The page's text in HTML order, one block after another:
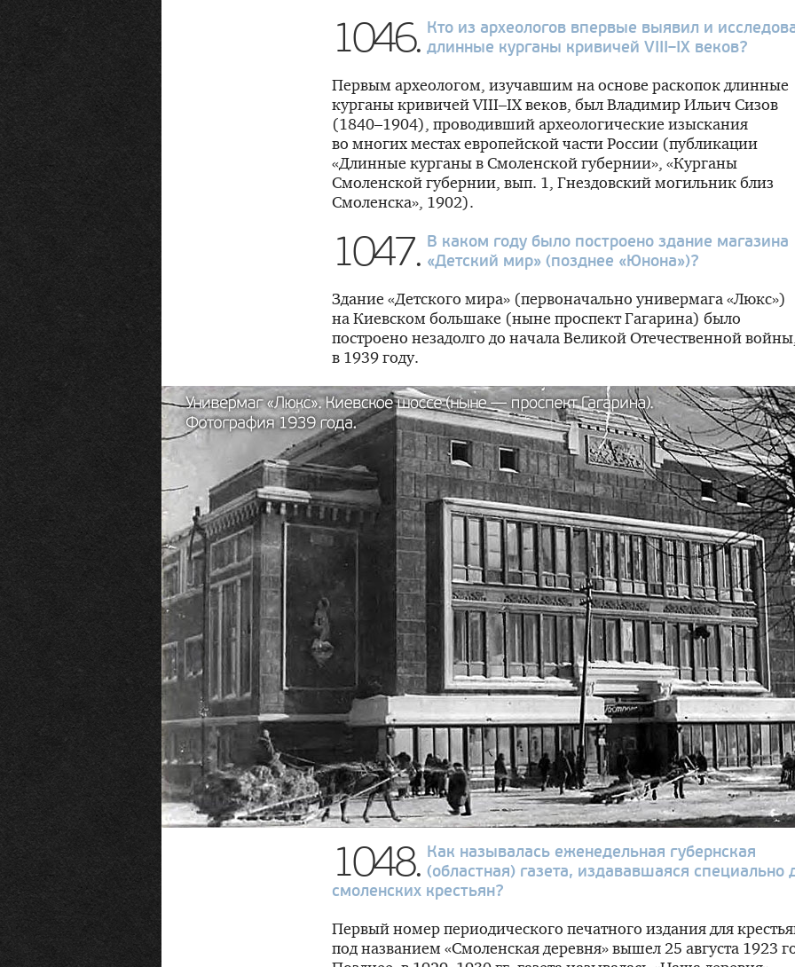
1046. Кто из археологов впервые выявил и
длинные курганы кривичей VIII–IX веков?
Первым археологом, изучавшим на основе раскопок длинные
курганы кривичейVIII–IXвеков, был Владимир Ильич Сизов
(1840–1904), проводивший археологические изыскания
во многих местах европейской части России (публикации
«Длинные курганы в Смоленской губернии», «Курганы
Смоленской губернии, вып. 1, Гнездовский могильник близ
Смоленска», 1902).
1047. В каком году было построено здание магазина
«Детский мир» (позднее «Юнона»)?
Здание «Детского мира» (первоначально универмага «Люкс»)
на Киевском большаке (ныне проспект Гагарина) было
построено незадолго до начала Великой Отечественной
в 1939 году.
1048. Как называлась еженедельная губернская
(областная) газета, издававшаяся специально
смоленских крестьян?
Первый номер периодического печатного издания для
под названием «Смоленская деревня» вышел 25 августа 1923